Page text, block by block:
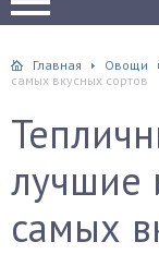
Главная Овощи
самых вкусных сортов
лучшие
самых